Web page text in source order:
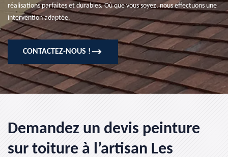
réalisations parfaites et durables. Où que vous soyez, nous effectuons une
intervention adaptée.
CONTACTEZ-NOUS !
Demandez un devis peinture
sur toiture à l’artisan Les